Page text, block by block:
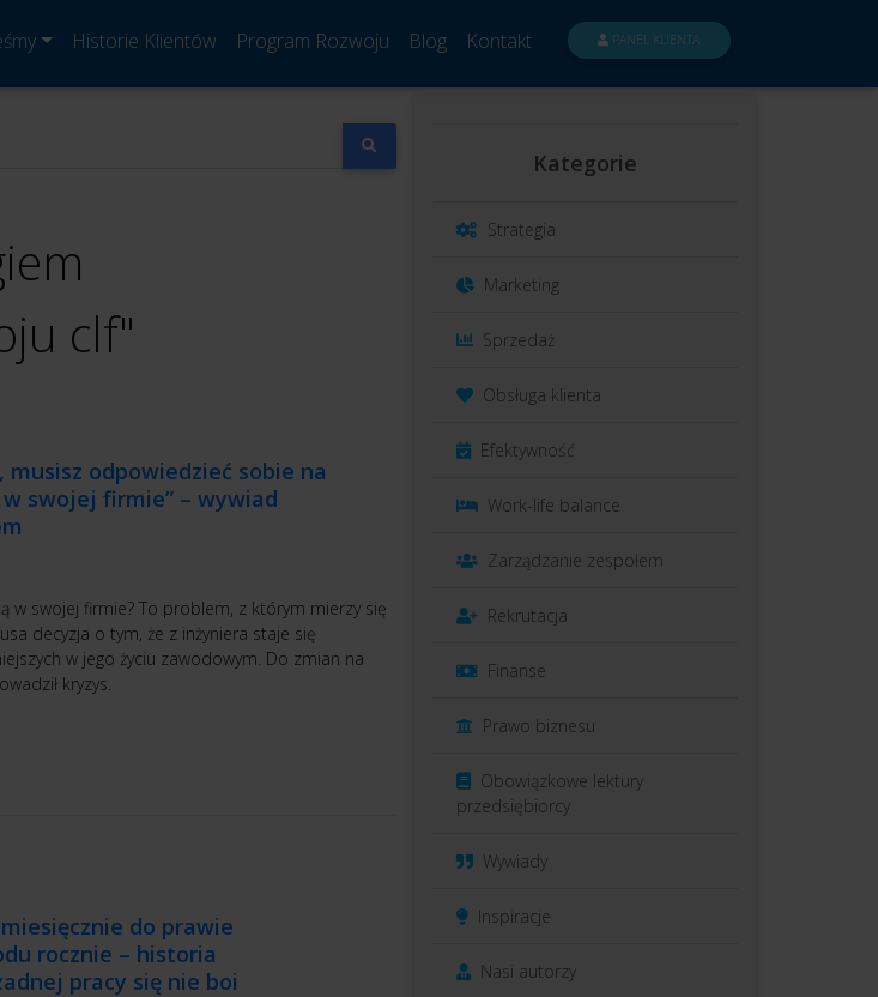
Historie Klientów Program Rozwoju Blog Kontakt PANEL KLIENTA
clf"
musisz odpowiedzieć sobie na
swojej firmie” – wywiad
w swojej firmie? To problem, z którym mierzy się
decyzja o tym, że z inżyniera staje się
w jego życiu zawodowym. Do zmian na
kryzys.
do prawie
rocznie – historia
pracy się nie boi
Kategorie
Strategia
Marketing
Sprzedaż
Obsługa klienta
Efektywność
Work-life balance
Zarządzanie zespołem
Rekrutacja
Finanse
Prawo biznesu
Obowiązkowe lektury
przedsiębiorcy
Wywiady
Inspiracje
Nasi autorzy